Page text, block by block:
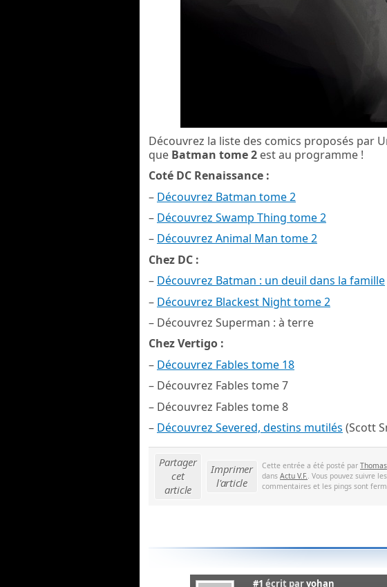
Découvrez la liste des comics proposés par
que Batman tome 2 est au programme !
Coté DC Renaissance :
– Découvrez Batman tome 2
– Découvrez Swamp Thing tome 2
– Découvrez Animal Man tome 2
Chez DC :
– Découvrez Batman : un deuil dans la famille
– Découvrez Blackest Night tome 2
– Découvrez Superman : à terre
Chez Vertigo :
– Découvrez Fables tome 18
– Découvrez Fables tome 7
– Découvrez Fables tome 8
– Découvrez Severed, destins mutilés (Scott
Partager
cet
article
Imprimer
l'article
Cette entrée a été posté par Thomas
dans Actu V.F.. Vous pouvez suivre
commentaires et les pings sont
#1 écrit paryohan